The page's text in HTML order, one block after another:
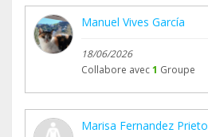
Manuel Vives García
18/06/2026
Collabore avec1 Groupe
Marisa Fernandez Prieto